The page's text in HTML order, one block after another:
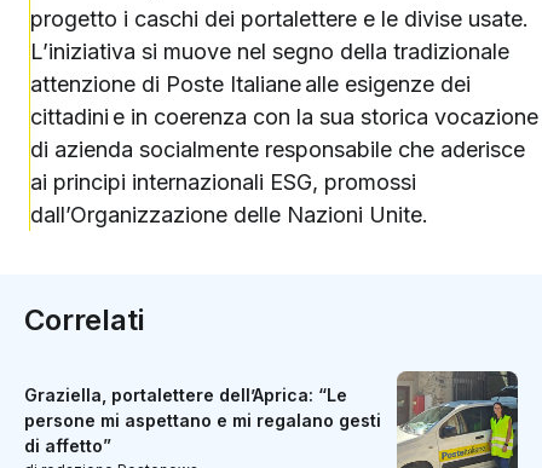
progetto i caschi dei portalettere e le divise usate.
L’iniziativa si muove nel segno della tradizionale
attenzione di Poste Italiane alle esigenze dei
cittadini e in coerenza con la sua storica vocazione
di azienda socialmente responsabile che aderisce
ai principi internazionali ESG, promossi
dall’Organizzazione delle Nazioni Unite.
Correlati
Graziella, portalettere dell’Aprica: “Le
persone mi aspettano e mi regalano gesti
di affetto”